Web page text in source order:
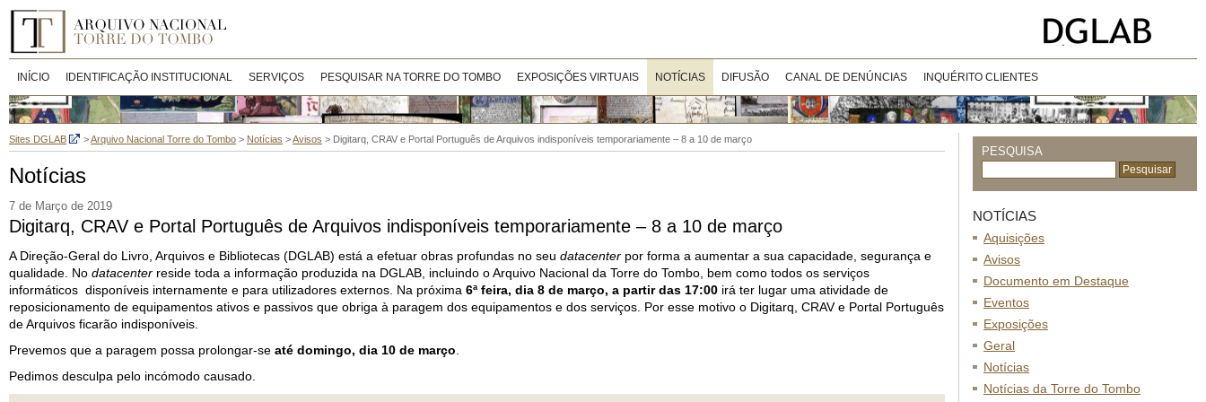
INÍCIO IDENTIFICAÇÃO INSTITUCIONAL SERVIÇOS PESQUISAR NA TORRE DO TOMBO EXPOSIÇÕES VIRTUAIS NOTÍCIAS DIFUSÃO CANAL DE DENÚNCIAS INQUÉRITO CLIENTES
Sites DGLAB >Arquivo Nacional Torre do Tombo > Notícias >Avisos > Digitarq, CRAV e Portal Português de Arquivos indisponíveis temporariamente – 8 a 10 de março
Notícias
7 de Março de 2019
Digitarq, CRAV e Portal Português de Arquivos indisponíveis temporariamente – 8 a 10 de março
A Direção-Geral do Livro, Arquivos e Bibliotecas (DGLAB) está a efetuar obras profundas no seu datacenter por forma a aumentar a sua capacidade, segurança e
qualidade. No datacenter reside toda a informação produzida na DGLAB, incluindo o Arquivo Nacional da Torre do Tombo, bem como todos os serviços
informáticos disponíveis internamente e para utilizadores externos. Na próxima 6ª feira, dia 8 de março, a partir das 17:00 irá ter lugar uma atividade de
reposicionamento de equipamentos ativos e passivos que obriga à paragem dos equipamentos e dos serviços. Por esse motivo o Digitarq, CRAV e Portal Português
de Arquivos ficarão indisponíveis.
Prevemos que a paragem possa prolongar-se até domingo, dia 10 de março
Pedimos desculpa pelo incómodo causado.
PESQUISA
NOTÍCIAS
Aquisições
Avisos
Documento em Destaque
Eventos
Exposições
Geral
Notícias
Notícias da Torre do Tombo